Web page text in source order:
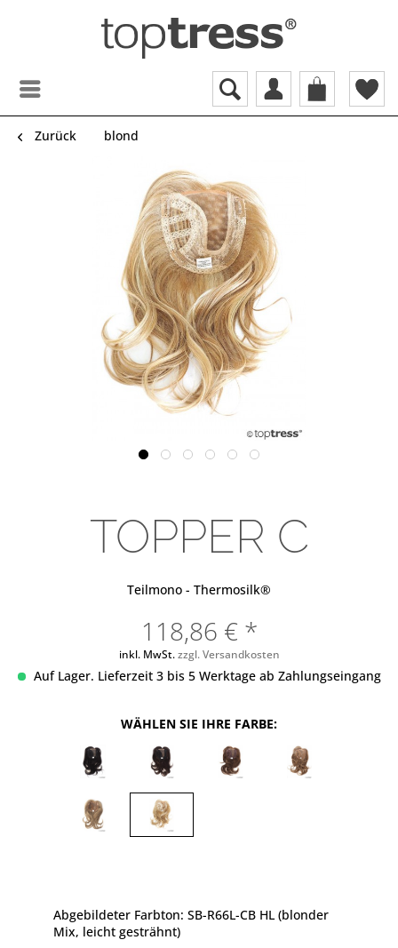
Zurück blond
TOPPER C
Teilmono - Thermosilk®
118,86 € *
inkl. MwSt.zzgl. Versandkosten
Auf Lager. Lieferzeit 3 bis 5 Werktage ab Zahlungseingang
WÄHLEN SIE IHRE FARBE:
Abgebildeter Farbton: SB-R66L-CB HL (blonder
Mix, leicht gesträhnt)